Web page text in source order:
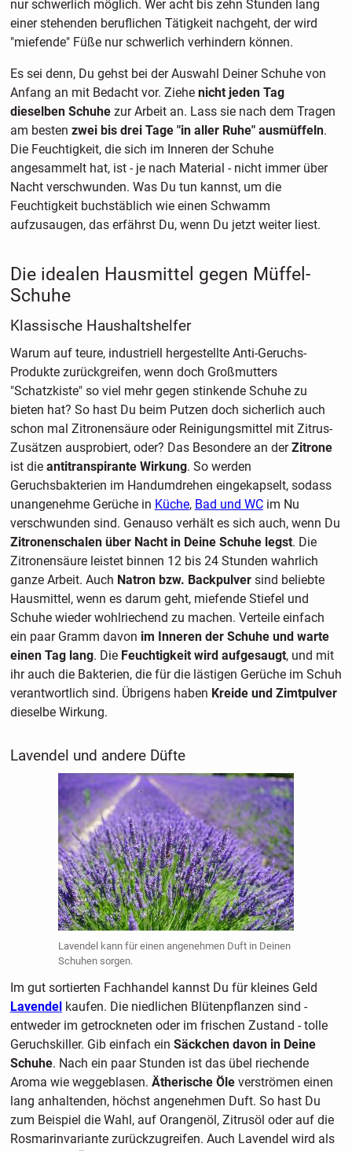
nur schwerlich möglich. Wer acht bis zehn Stunden lang
einer stehenden beruflichen Tätigkeit nachgeht, der wird
"miefende" Füße nur schwerlich verhindern können.
Es sei denn, Du gehst bei der Auswahl Deiner Schuhe von
Anfang an mit Bedacht vor. Ziehe nicht jeden Tag
dieselben Schuhezur Arbeit an. Lass sie nach dem Tragen
am besten zwei bis drei Tage "in aller Ruhe" ausmüffeln.
Die Feuchtigkeit, die sich im Inneren der Schuhe
angesammelt hat, ist - je nach Material - nicht immer über
Nacht verschwunden. Was Du tun kannst, um die
Feuchtigkeit buchstäblich wie einen Schwamm
aufzusaugen, das erfährst Du, wenn Du jetzt weiter liest.
Die idealen Hausmittel gegen Müffel-
Schuhe
Klassische Haushaltshelfer
Warum auf teure, industriell hergestellte Anti-Geruchs-
Produkte zurückgreifen, wenn doch Großmutters
"Schatzkiste" so viel mehr gegen stinkende Schuhe zu
bieten hat? So hast Du beim Putzen doch sicherlich auch
schon mal Zitronensäure oder Reinigungsmittel mit Zitrus-
Zusätzen ausprobiert, oder? Das Besondere an derZitrone
ist die antitranspirante Wirkung. So werden
Geruchsbakterien im Handumdrehen eingekapselt, sodass
unangenehme Gerüche in Küche, Bad und WCim Nu
verschwunden sind. Genauso verhält es sich auch, wenn Du
Zitronenschalen über Nacht in Deine Schuhe legst. Die
Zitronensäure leistet binnen 12 bis 24 Stunden wahrlich
ganze Arbeit. Auch Natron bzw. Backpulversind beliebte
Hausmittel, wenn es darum geht, miefende Stiefel und
Schuhe wieder wohlriechend zu machen. Verteile einfach
ein paar Gramm davon im Inneren der Schuhe und warte
einen Tag lang. Die Feuchtigkeit wird aufgesaugt, und mit
ihr auch die Bakterien, die für die lästigen Gerüche im Schuh
verantwortlich sind. Übrigens haben Kreide und Zimtpulver
dieselbe Wirkung.
Lavendel und andere Düfte
Lavendel kann für einen angenehmen Duft in Deinen
Schuhen sorgen.
Im gut sortierten Fachhandel kannst Du für kleines Geld
Lavendelkaufen. Die niedlichen Blütenpflanzen sind -
entweder im getrockneten oder im frischen Zustand - tolle
Geruchskiller. Gib einfach ein Säckchen davon in Deine
Schuhe. Nach ein paar Stunden ist das übel riechende
Aroma wie weggeblasen. Ätherische Öleverströmen einen
lang anhaltenden, höchst angenehmen Duft. So hast Du
zum Beispiel die Wahl, auf Orangenöl, Zitrusöl oder auf die
Rosmarinvariante zurückzugreifen. Auch Lavendel wird als